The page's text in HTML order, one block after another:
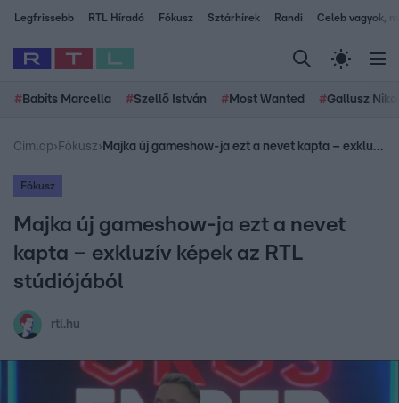
Legfrissebb RTL Híradó Fókusz Sztárhírek Randi Celeb vagyok,
# Babits Marcella #Szellő István # Most Wanted #Gallusz
Címlap› Fókusz› Majka új gameshow-ja ezt a nevet kapta – exkluzív képek az RTL stúdiójából
Fókusz
Majka új gameshow-ja ezt a nevet
kapta – exkluzív képek az RTL
stúdiójából
rtl.hu